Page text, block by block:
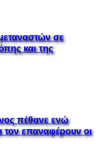
σε
και της
πέθανε ενώ
επαναφέρουν οι